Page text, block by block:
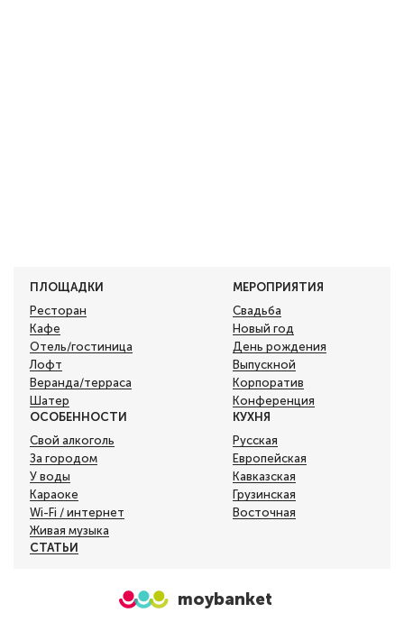
ПЛОЩАДКИ
Ресторан
Кафе
Отель/гостиница
Лофт
Веранда/терраса
Шатер
МЕРОПРИЯТИЯ
Свадьба
Новый год
День рождения
Выпускной
Корпоратив
Конференция
ОСОБЕННОСТИ
Свой алкоголь
За городом
У воды
Караоке
Wi-Fi / интернет
Живая музыка
КУХНЯ
Русская
Европейская
Кавказская
Грузинская
Восточная
СТАТЬИ
moybanket